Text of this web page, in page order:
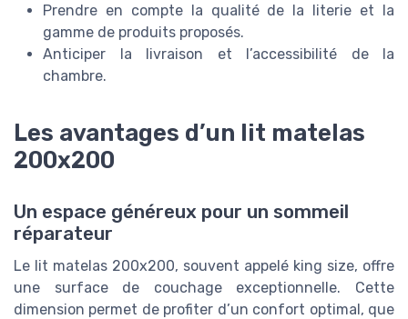
Prendre en compte la qualité de la literie et la
gamme de produits proposés.
Anticiper la livraison et l’accessibilité de la
chambre.
Les avantages d’un lit matelas
200x200
Un espace généreux pour un sommeil
réparateur
Le lit matelas 200x200, souvent appelé king size, offre
une surface de couchage exceptionnelle. Cette
dimension permet de profiter d’un confort optimal, que